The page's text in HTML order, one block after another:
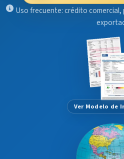
Ver Modelo de
Uso frecuente: crédito